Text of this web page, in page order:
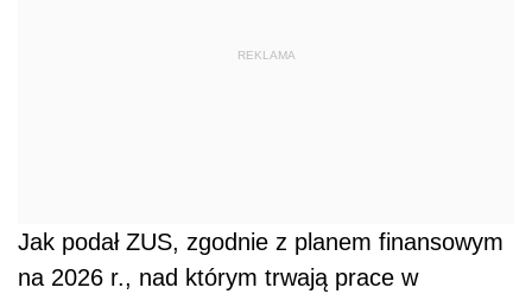
REKLAMA
Jak podał ZUS, zgodnie z planem finansowym
na 2026 r., nad którym trwają prace w